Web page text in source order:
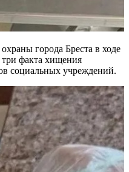
города Бреста в ходе
факта хищения
социальных учреждений.